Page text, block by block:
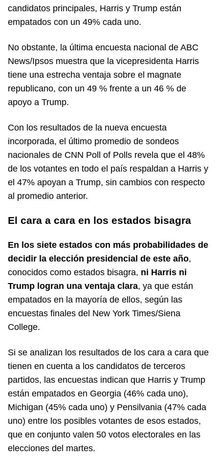
candidatos principales, Harris y Trump están
empatados con un 49% cada uno.
No obstante, la última encuesta nacional de ABC
News/Ipsos muestra que la vicepresidenta Harris
tiene una estrecha ventaja sobre el magnate
republicano, con un 49 % frente a un 46 % de
apoyo a Trump.
Con los resultados de la nueva encuesta
incorporada, el último promedio de sondeos
nacionales de CNN Poll of Polls revela que el 48%
de los votantes en todo el país respaldan a Harris y
el 47% apoyan a Trump, sin cambios con respecto
al promedio anterior.
El cara a cara en los estados bisagra
En los siete estados con más probabilidades de
decidir la elección presidencial de este año,
conocidos como estados bisagra, ni Harris ni
Trump logran una ventaja clara, ya que están
empatados en la mayoría de ellos, según las
encuestas finales del New York Times/Siena
College.
Si se analizan los resultados de los cara a cara que
tienen en cuenta a los candidatos de terceros
partidos, las encuestas indican que Harris y Trump
están empatados en Georgia (46% cada uno),
Michigan (45% cada uno) y Pensilvania (47% cada
uno) entre los posibles votantes de esos estados,
que en conjunto valen 50 votos electorales en las
elecciones del martes.